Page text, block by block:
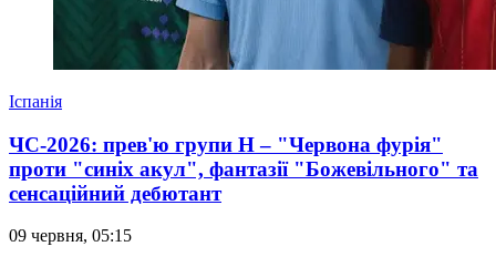
Іспанія
ЧС-2026: прев'ю групи Н – "Червона фурія"
проти "синіх акул", фантазії "Божевільного" та
сенсаційний дебютант
09 червня, 05:15